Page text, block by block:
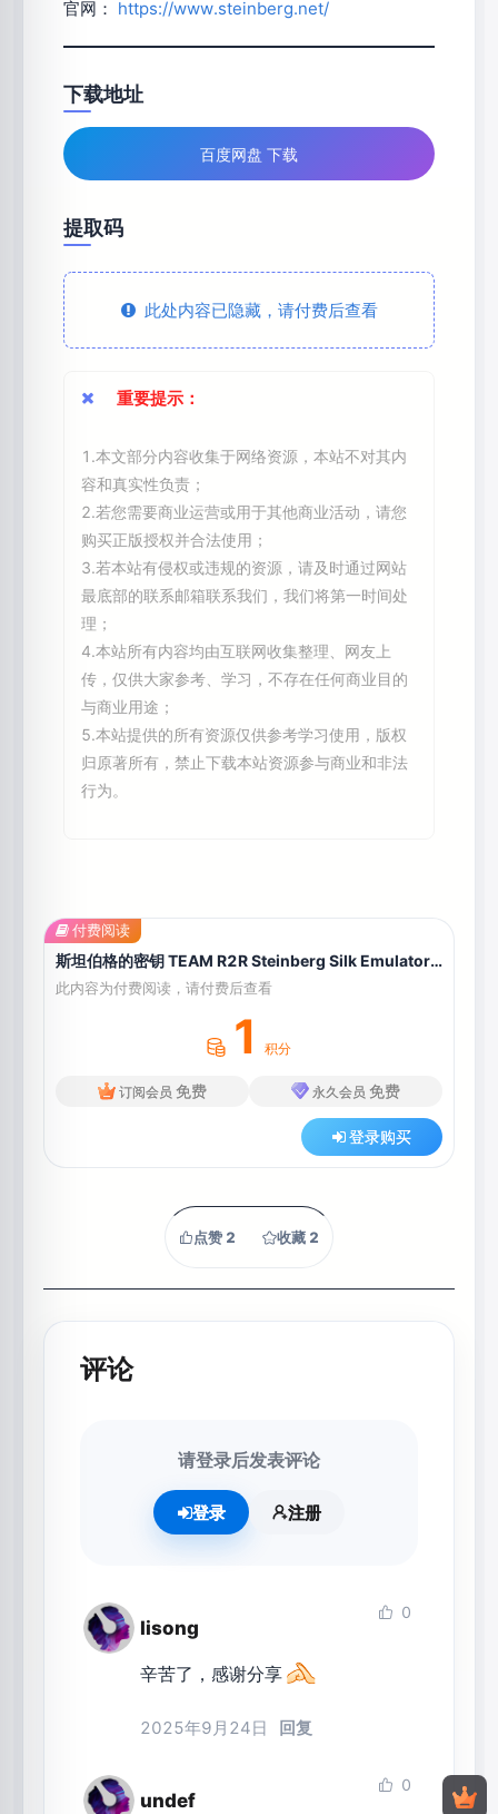
官网： https://www.steinberg.net/
下载地址
百度网盘 下载
提取码
此处内容已隐藏，请付费后查看
重要提示：
1.本文部分内容收集于网络资源，本站不对其内
容和真实性负责；
2.若您需要商业运营或用于其他商业活动，请您
购买正版授权并合法使用；
3.若本站有侵权或违规的资源，请及时通过网站
最底部的联系邮箱联系我们，我们将第一时间处
理；
4.本站所有内容均由互联网收集整理、网友上
传，仅供大家参考、学习，不存在任何商业目的
与商业用途；
5.本站提供的所有资源仅供参考学习使用，版权
归原著所有，禁止下载本站资源参与商业和非法
行为。
斯坦伯格的密钥 TEAM R2R Steinberg Silk Emulator v1.2.0 REPACK-R2R
此内容为付费阅读，请付费后查看
1 积分
订阅会员 免费 永久会员 免费
登录购买
付费阅读
点赞 2 收藏 2
评论
请登录后发表评论
登录 注册
lisong
0
辛苦了，感谢分享
2025年9月24日 回复
undef
0